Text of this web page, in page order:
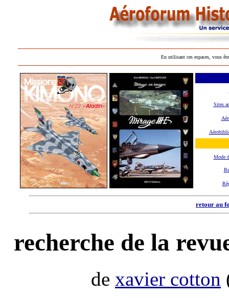
En utilisant ces espaces, vous
Sites
Mode
retour au
recherche de la
de xavier cotton